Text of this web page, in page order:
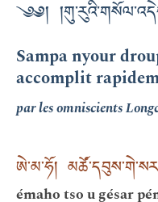
༄༅།
Sampa nyour
accomplit
par les omniscients
ཨེ་མ་ཧོ།
émaho tso u gésar